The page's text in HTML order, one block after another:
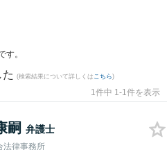
す。
(検索結果について詳しくは こちら)
1件中 1-1件を表示
嗣 弁護士
法律事務所